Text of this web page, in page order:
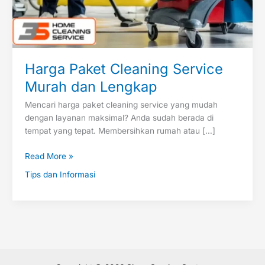
Harga Paket Cleaning Service
Murah dan Lengkap
Mencari harga paket cleaning service yang mudah
dengan layanan maksimal? Anda sudah berada di
tempat yang tepat. Membersihkan rumah atau […]
Read More »
Tips dan Informasi